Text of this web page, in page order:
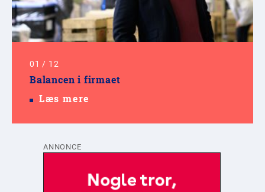
01 / 12
Balancen i firmaet
Læs mere
ANNONCE